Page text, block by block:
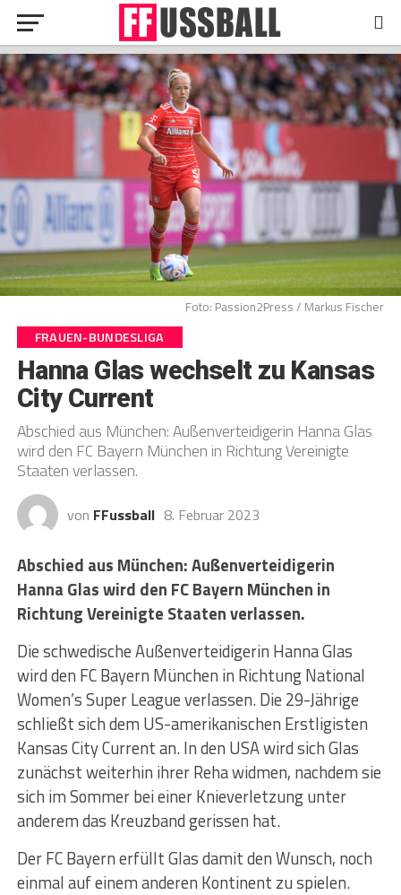
Foto: Passion2Press / Markus Fischer
FRAUEN-BUNDESLIGA
Hanna Glas wechselt zu Kansas
City Current
Abschied aus München: Außenverteidigerin Hanna Glas
wird den FC Bayern München in Richtung Vereinigte
Staaten verlassen.
von FFussball 8. Februar 2023
Abschied aus München: Außenverteidigerin
Hanna Glas wird den FC Bayern München in
Richtung Vereinigte Staaten verlassen.
Die schwedische Außenverteidigerin Hanna Glas
wird den FC Bayern München in Richtung National
Women’s Super League verlassen. Die 29-Jährige
schließt sich dem US-amerikanischen Erstligisten
Kansas City Current an. In den USA wird sich Glas
zunächst weiterhin ihrer Reha widmen, nachdem sie
sich im Sommer bei einer Knieverletzung unter
anderem das Kreuzband gerissen hat.
Der FC Bayern erfüllt Glas damit den Wunsch, noch
einmal auf einem anderen Kontinent zu spielen.